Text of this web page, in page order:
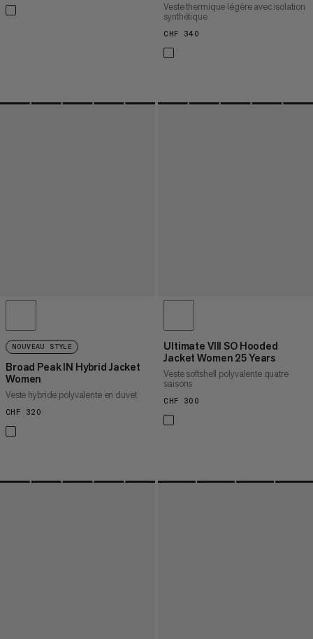
Veste thermique légère avec isolation
synthétique
CHF 340
NOUVEAU STYLE
Broad Peak IN Hybrid Jacket
Women
Veste hybride polyvalente en duvet
CHF 320
Ultimate VIII SO Hooded
Jacket Women 25 Years
Veste softshell polyvalente quatre
saisons
CHF 300